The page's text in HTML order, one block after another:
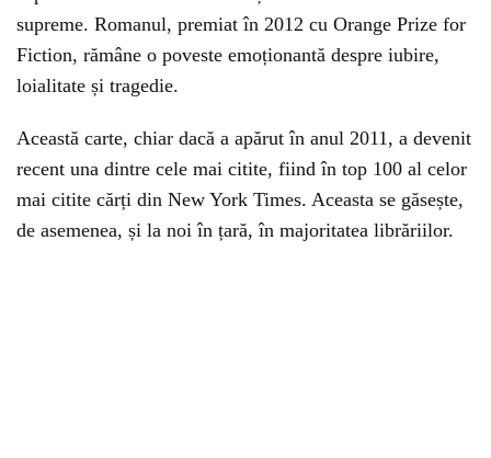
supreme. Romanul, premiat în 2012 cu Orange Prize for
Fiction, rămâne o poveste emoționantă despre iubire,
loialitate și tragedie.
Această carte, chiar dacă a apărut în anul 2011, a devenit
recent una dintre cele mai citite, fiind în top 100 al celor
mai citite cărți din New York Times. Aceasta se găsește,
de asemenea, și la noi în țară, în majoritatea librăriilor.